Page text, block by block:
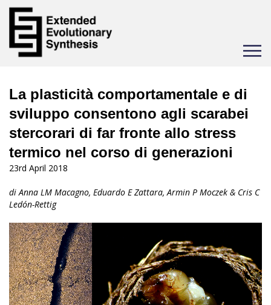
Toggle
La plasticità comportamentale e di
sviluppo consentono agli scarabei
stercorari di far fronte allo stress
termico nel corso di generazioni
23rd April 2018
di Anna LM Macagno, Eduardo E Zattara, Armin P Moczek & Cris C
Ledón-Rettig